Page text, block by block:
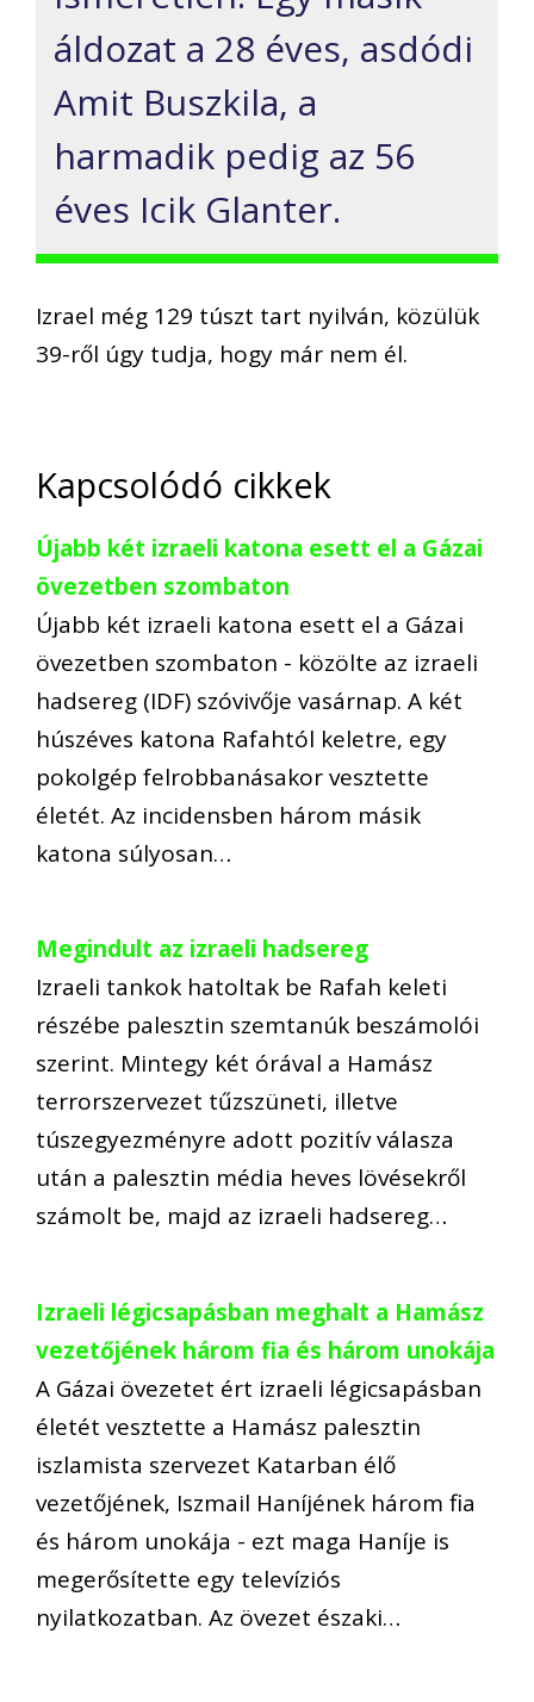
áldozat a 28 éves, asdódi
Amit Buszkila, a
harmadik pedig az 56
éves Icik Glanter.
Izrael még 129 túszt tart nyilván, közülük
39-ről úgy tudja, hogy már nem él.
Kapcsolódó cikkek
Újabb két izraeli katona esett el a Gázai
övezetben szombaton
Újabb két izraeli katona esett el a Gázai
övezetben szombaton - közölte az izraeli
hadsereg (IDF) szóvivője vasárnap. A két
húszéves katona Rafahtól keletre, egy
pokolgép felrobbanásakor vesztette
életét. Az incidensben három másik
katona súlyosan…
Megindult az izraeli hadsereg
Izraeli tankok hatoltak be Rafah keleti
részébe palesztin szemtanúk beszámolói
szerint. Mintegy két órával a Hamász
terrorszervezet tűzszüneti, illetve
túszegyezményre adott pozitív válasza
után a palesztin média heves lövésekről
számolt be, majd az izraeli hadsereg…
Izraeli légicsapásban meghalt a Hamász
vezetőjének három fia és három unokája
A Gázai övezetet ért izraeli légicsapásban
életét vesztette a Hamász palesztin
iszlamista szervezet Katarban élő
vezetőjének, Iszmail Haníjének három fia
és három unokája - ezt maga Haníje is
megerősítette egy televíziós
nyilatkozatban. Az övezet északi…